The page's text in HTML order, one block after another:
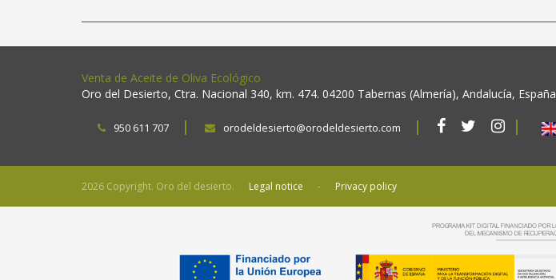
Venta de Aceite de Oliva Ecológico
Oro del Desierto, Ctra. Nacional 340, km. 474. 04200 Tabernas (Almería), Andalucía, España
950 611 707 orodeldesierto@orodeldesierto.com
2026 Copyright. Oro del desierto. Legal notice Privacy policy